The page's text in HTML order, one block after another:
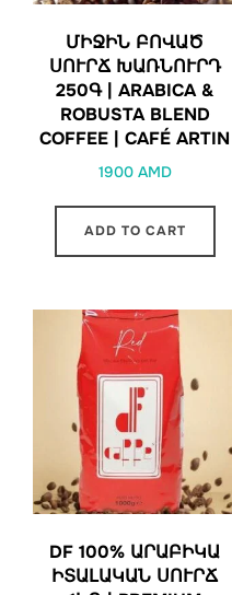
ՄԻՋԻՆ ԲՈՎԱԾ
ՍՈՒՐՃ ԽԱՌՆՈՒՐԴ
250Գ | ARABICA &
ROBUSTA BLEND
COFFEE | CAFÉ ARTIN
1900 AMD
ADD TO CART
DF 100% ԱՐԱԲԻԿԱ
ԻՏԱԼԱԿԱՆ ՍՈՒՐՃ